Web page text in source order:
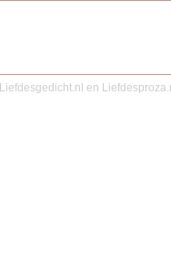
Liefdesgedicht.nl en